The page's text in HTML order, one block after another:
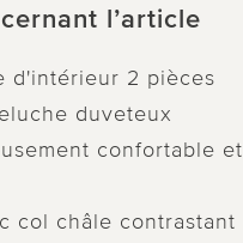
l’article
d'intérieur 2 pièces
duveteux
confortable et
col châle contrastant